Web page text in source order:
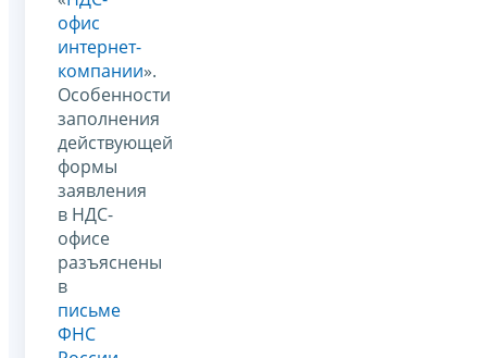
офис
интернет-
компании».
Особенности
заполнения
действующей
формы
заявления
в НДС-
офисе
разъяснены
в
письме
ФНС